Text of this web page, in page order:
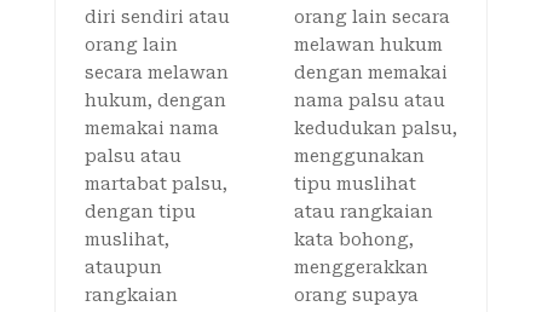
diri sendiri atau
orang lain
secara melawan
hukum, dengan
memakai nama
palsu atau
martabat palsu,
dengan tipu
muslihat,
ataupun
rangkaian
orang lain secara
melawan hukum
dengan memakai
nama palsu atau
kedudukan palsu,
menggunakan
tipu muslihat
atau rangkaian
kata bohong,
menggerakkan
orang supaya